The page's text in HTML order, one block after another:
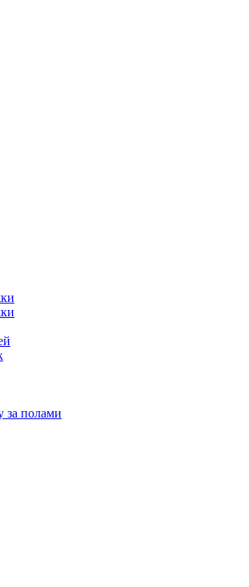
за полами